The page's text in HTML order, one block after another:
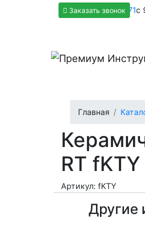
+7(800)500-1271с
Заказать звонок
Главная
RT fKTY
Артикул: fKTY
Другие